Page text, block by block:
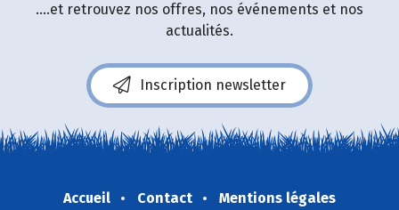
....et retrouvez nos offres, nos événements et nos
actualités.
Inscription newsletter
Accueil Contact
Mentions légales